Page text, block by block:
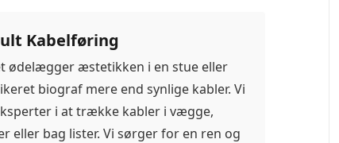
Kabelføring
ødelægger æstetikken i en stue eller
biograf mere end synlige kabler. Vi
i at trække kabler i vægge,
eller bag lister. Vi sørger for en ren og